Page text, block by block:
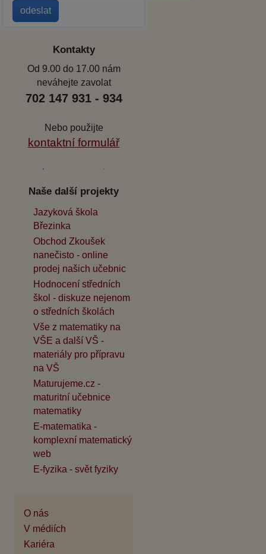
Kontakty
Od 9.00 do 17.00 nám
neváhejte zavolat
702 147 931 - 934
Nebo použijte
kontaktní formulář
Naše další projekty
Jazyková škola
Březinka
Obchod Zkoušek
nanečisto - online
prodej našich učebnic
Hodnocení středních
škol - diskuze nejenom
o středních školách
Vše z matematiky na
VŠE a další VŠ -
materiály pro přípravu
na VŠ
Maturujeme.cz -
maturitní učebnice
matematiky
E-matematika -
komplexní matematický
web
E-fyzika - svět fyziky
O nás
V médiích
Kariéra